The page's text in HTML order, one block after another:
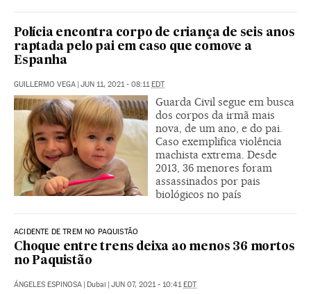
Polícia encontra corpo de criança de seis anos
raptada pelo pai em caso que comove a
Espanha
GUILLERMO VEGA | JUN 11, 2021 - 08:11EDT
Guarda Civil segue em busca
dos corpos da irmã mais
nova, de um ano, e do pai.
Caso exemplifica violência
machista extrema. Desde
2013, 36 menores foram
assassinados por pais
biológicos no país
ACIDENTE DE TREM NO PAQUISTÃO
Choque entre trens deixa ao menos 36 mortos
no Paquistão
ÁNGELES ESPINOSA | Dubai | JUN 07, 2021 - 10:41EDT